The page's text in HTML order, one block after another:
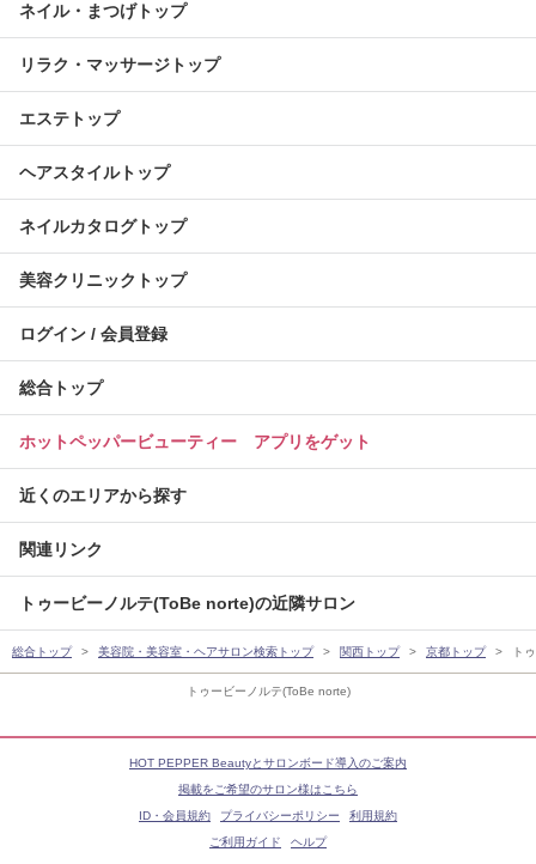
トゥービーノルテ(ToBe norte)
ネイル・まつげトップ
リラク・マッサージトップ
エステトップ
ヘアスタイルトップ
ネイルカタログトップ
美容クリニックトップ
ログイン / 会員登録
総合トップ
ホットペッパービューティー アプリをゲット
近くのエリアから探す
関連リンク
トゥービーノルテ(ToBe norte)の近隣サロン
総合トップ 美容院・美容室・ヘアサロン検索トップ 関西トップ 京都トップ ト
HOT PEPPER Beautyとサロンボード導入のご案内
掲載をご希望のサロン様はこちら
ID・会員規約
プライバシーポリシー
利用規約
ご利用ガイド
ヘルプ